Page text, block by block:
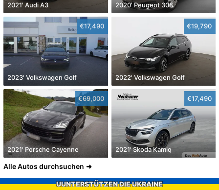
2021' Audi A3 2020' Peugeot 308
€17,490
2023' Volkswagen Golf
€19,790
2022' Volkswagen Golf
€69,000
2021' Porsche Cayenne
€17,490
2021' Skoda Kamiq
Alle Autos durchsuchen
UUNTERSTÜTZEN DIE UKRAINE